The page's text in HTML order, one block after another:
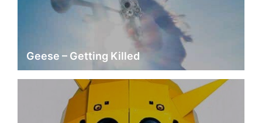
Geese – Getting Killed